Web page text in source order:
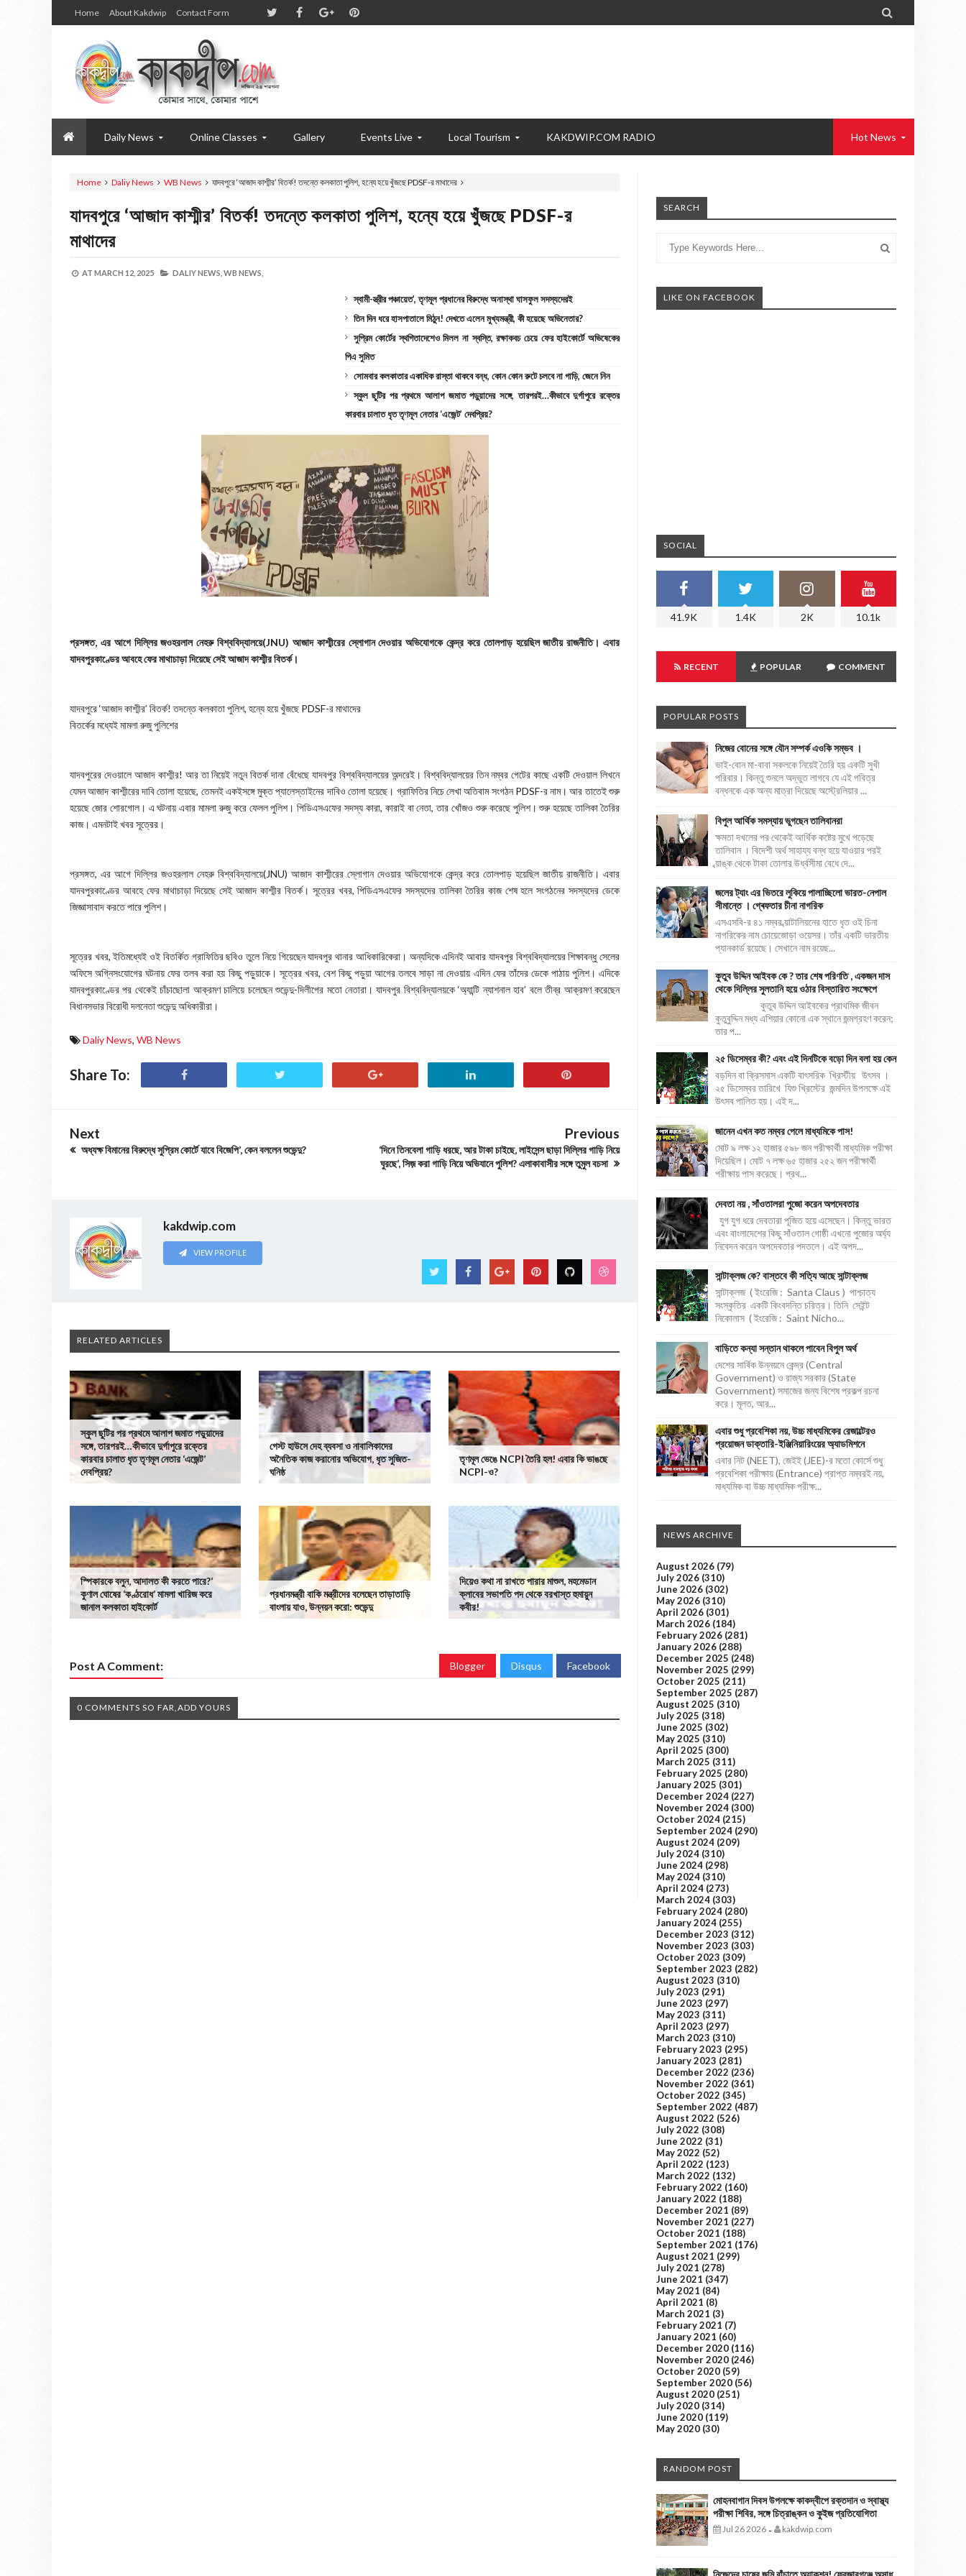
Home About Kakdwip Contact Form 
Daily News Online Classes Gallery Events Live Local Tourism KAKDWIP.COM RADIO Hot News
Home Daliy News WB News যাদবপুরে ‘আজাদ কাশ্মীর’ বিতর্ক! তদন্তে কলকাতা পুলিশ, হন্যে হয়ে খুঁজছে PDSF-র মাথাদের
যাদবপুরে ‘আজাদ কাশ্মীর’ বিতর্ক! তদন্তে কলকাতা পুলিশ, হন্যে হয়ে খুঁজছে PDSF-র
মাথাদের
AT MARCH 12, 2025 DALIY NEWS, WB NEWS,
স্বামী-স্ত্রীর পঞ্চায়েত’, তৃণমূল প্রধানের বিরুদ্ধে অনাস্থা ঘাসফুল সদস্যদেরই
তিন দিন ধরে হাসপাতালে মিঠুন! দেখতে এলেন মুখ্যমন্ত্রী, কী হয়েছে অভিনেতার?
সুপ্রিম কোর্টের স্থগিতাদেশেও মিলল না স্বস্তি, রক্ষাকবচ চেয়ে ফের হাইকোর্টে অভিষেকের
পিএ সুমিত
সোমবার কলকাতার একাধিক রাস্তা থাকবে বন্ধ, কোন কোন রুটে চলবে না গাড়ি, জেনে নিন
স্কুল ছুটির পর প্রথমে আলাপ জমাত পড়ুয়াদের সঙ্গে, তারপরই…কীভাবে দুর্গাপুরে রক্তের
কারবার চালাত ধৃত তৃণমূল নেতার ‘এজেন্ট’ দেবপ্রিয়?
প্রসঙ্গত, এর আগে দিল্লির জওহরলাল নেহরু বিশ্ববিদ্যালয়ে(JNU) আজাদ কাশ্মীরের স্লোগান দেওয়ার অভিযোগকে কেন্দ্র করে তোলপাড় হয়েছিল জাতীয় রাজনীতি। এবার
যাদবপুরকাণ্ডের আবহে ফের মাথাচাড়া দিয়েছে সেই আজাদ কাশ্মীর বিতর্ক।
যাদবপুরে ‘আজাদ কাশ্মীর’ বিতর্ক! তদন্তে কলকাতা পুলিশ, হন্যে হয়ে খুঁজছে PDSF-র মাথাদের
বিতর্কের মধ্যেই মামলা রুজু পুলিশের
যাদবপুরের দেওয়ালে আজাদ কাশ্মীর! আর তা নিয়েই নতুন বিতর্ক দানা বেঁধেছে যাদবপুর বিশ্ববিদ্যালয়ের অন্দরেই। বিশ্ববিদ্যালয়ের তিন নম্বর গেটের কাছে একটি দেওয়াল লিখনে
যেমন আজাদ কাশ্মীরের দাবি তোলা হয়েছে, তেমনই একইসঙ্গে মুক্ত প্যালেস্তাইনের দাবিও তোলা হয়েছে। গ্রাফিতির নিচে লেখা অতিবাম সংগঠন PDSF-র নাম। আর তাতেই শুরু
হয়েছে জোর শোরগোল। এ ঘটনায় এবার মামলা রুজু করে ফেলল পুলিশ। পিডিএসএফের সদস্য কারা, কারাই বা নেতা, তার খোঁজও শুরু করেছে পুলিশ। শুরু হয়েছে তালিকা তৈরির
কাজ। এমনটাই খবর সূত্রের।
প্রসঙ্গত, এর আগে দিল্লির জওহরলাল নেহরু বিশ্ববিদ্যালয়ে(JNU) আজাদ কাশ্মীরের স্লোগান দেওয়ার অভিযোগকে কেন্দ্র করে তোলপাড় হয়েছিল জাতীয় রাজনীতি। এবার
যাদবপুরকাণ্ডের আবহে ফের মাথাচাড়া দিয়েছে সেই আজাদ কাশ্মীর বিতর্ক। সূত্রের খবর, পিডিএসএফের সদস্যদের তালিকা তৈরির কাজ শেষ হলে সংগঠনের সদস্যদের ডেকে
জিজ্ঞাসাবাদ করতে পারে পুলিশ।
সূত্রের খবর, ইতিমধ্যেই ওই বিতর্কিত গ্রাফিতির ছবিও তুলে নিয়ে গিয়েছেন যাদবপুর থানার আধিকারিকেরা। অন্যদিকে এদিনই আবার যাদবপুর বিশ্ববিদ্যালয়ের শিক্ষাবন্ধু সেলের
অফিসে অগ্নিসংযোগের ঘটনায় ফের তলব করা হয় কিছু পড়ুয়াকে। সূত্রের খবর, বেশ কিছু পড়ুয়া আগের তলবে সাড়া না দেওয়ায় এদিন ফের তাঁদের ডেকে পাঠায় পুলিশ। এদিকে
যাদবপুরকাণ্ডের পর থেকেই চাঁচাছোলা আক্রমণ চালিয়ে চলেছেন শুভেন্দু-দিলীপের মতো নেতারা। যাদবপুর বিশ্ববিদ্যালয়কে ‘অ্যান্টি ন্যাশনাল হাব’ বলে তীব্র আক্রমণ করেছেন
বিধানসভার বিরোধী দলনেতা শুভেন্দু অধিকারীরা।
Daliy News, WB News
Share To:
Next
অধ্যক্ষ বিমানের বিরুদ্ধে সুপ্রিম কোর্টে যাবে বিজেপি’, কেন বললেন শুভেন্দু?
Previous
‘দিনে তিনবেলা গাড়ি ধরছে, আর টাকা চাইছে, লাইসেন্স ছাড়া দিল্লির গাড়ি নিয়ে
ঘুরছে’, সিজ় করা গাড়ি নিয়ে অভিযানে পুলিশ? এলাকাবাসীর সঙ্গে তুমুল বচসা
kakdwip.com
VIEW PROFILE
RELATED ARTICLES
স্কুল ছুটির পর প্রথমে আলাপ জমাত পড়ুয়াদের
সঙ্গে, তারপরই…কীভাবে দুর্গাপুরে রক্তের
কারবার চালাত ধৃত তৃণমূল নেতার ‘এজেন্ট’
দেবপ্রিয়?
গেস্ট হাউসে দেহ ব্যবসা ও নাবালিকাদের
অনৈতিক কাজ করানোর অভিযোগ, ধৃত সুজিত-
ঘনিষ্ঠ
তৃণমূল ভেঙে NCPI তৈরি হল! এবার কি ভাঙছে
NCPI-ও?
স্পিকারকে বলুন, আদালত কী করতে পারে?’
কুণাল ঘোষের ‘কণ্ঠরোধ’ মামলা খারিজ করে
জানাল কলকাতা হাইকোর্ট
প্রধানমন্ত্রী বাকি মন্ত্রীদের বলেছেন তাড়াতাড়ি
বাংলায় যাও, উন্নয়ন করো: শুভেন্দু
দিয়েও কথা না রাখতে পারার মাশুল, মহমেডান
ক্লাবের সভাপতি পদ থেকে বরখাস্ত হুমায়ুন
কবীর!
Post A Comment: Blogger Disqus Facebook
0 COMMENTS SO FAR,ADD YOURS
SEARCH
LIKE ON FACEBOOK
SOCIAL
41.9K 1.4K 2K 10.1k
RECENT POPULAR COMMENT
POPULAR POSTS
নিজের বোনের সঙ্গে যৌন সম্পর্ক এওকি সম্ভব ।
ভাই-বোন মা-বাবা সকলকে নিয়েই তৈরি হয় একটি সুখী
পরিবার। কিন্তু শুনলে অদ্ভুত লাগবে যে এই পবিত্র
বন্ধনকে এক অন্য মাত্রা দিয়েছে অস্ট্রেলিয়ার ...
বিপুল আর্থিক সমস্যায় ভুগছেন তালিবানরা
ক্ষমতা দখলের পর থেকেই আর্থিক কষ্টের মুখে পড়েছে
তালিবান । বিদেশী অর্থ সাহায্য বন্ধ হয়ে যাওয়ার পরই
ব্য়াঙ্ক থেকে টাকা তোলার উর্ধ্বসীমা বেধে দে...
জলের ট্যাং এর ভিতরে লুকিয়ে পালাচ্ছিলো ভারত-নেপাল
সীমান্তে । গ্ৰেফতার চীনা নাগরিক
এসএসবি-র ৪১ নম্বর ব্য়াটালিয়নের হাতে ধৃত ওই চিনা
নাগরিকের নাম চোয়েজোড়া ওয়েসর। তাঁর একটি ভারতীয়
প্যানকার্ড রয়েছে। সেখানে নাম রয়েছ...
কুতুব উদ্দিন আইবক কে ? তার শেষ পরিণতি , একজন দাস
থেকে দিল্লির সুলতানি হয়ে ওঠার বিস্তারিত সংক্ষেপে
কুতুব উদ্দিন আইবকের প্রাথমিক জীবন
কুতুবুদ্দিন মধ্য এশিয়ার কোনো এক স্থানে জন্মগ্রহণ করেন;
তার প...
২৫ ডিসেম্বর কী? এবং এই দিনটিকে বড়ো দিন বলা হয় কেন
বড়দিন বা ক্রিসমাস একটি বাৎসরিক খ্রিস্টীয় উৎসব ।
২৫ ডিসেম্বর তারিখে যিশু খ্রিস্টের জন্মদিন উপলক্ষে এই
উৎসব পালিত হয়। এই দ...
জানেন এখন কত নম্বর পেলে মাধ্যমিকে পাস!
মোট ৯ লক্ষ ১২ হাজার ৫৯৮ জন পরীক্ষার্থী মাধ্যমিক পরীক্ষা
দিয়েছিল। মোট ৭ লক্ষ ৬৫ হাজার ২৫২ জন পরীক্ষার্থী
পরীক্ষায় পাস করেছে। প্রথ...
দেবতা নয় , সাঁওতালরা পুজো করেন অপদেবতার
যুগ যুগ ধরে দেবতারা পূজিত হয়ে এসেছেন। কিন্তু ভারত
এবং বাংলাদেশের কিছু সাঁওতাল গোষ্ঠী এখনো পুজোর অর্ঘ্য
নিবেদন করেন অপদেবতার পদতলে। এই অপদ...
সান্টাক্লজ কে? বাস্তবে কী সত্যি আছে সান্টাক্লজ
সান্টাক্লজ ( ইংরেজি : Santa Claus ) পাশ্চাত্য
সংস্কৃতির একটি কিংবদন্তি চরিত্র। তিনি সেইন্ট
নিকোলাস ( ইংরেজি : Saint Nicho...
বাড়িতে কন্যা সন্তান থাকলে পাবেন বিপুল অর্থ
দেশের সার্বিক উন্নয়নে কেন্দ্র (Central
Government) ও রাজ্য সরকার (State
Government) সমাজের জন্য বিশেষ প্রকল্প রচনা
করে। মূলত, আর...
এবার শুধু প্রবেশিকা নয়, উচ্চ মাধ্যমিকের রেজাল্টেরও
প্রয়োজন ডাক্তারি-ইঞ্জিনিয়ারিংয়ের অ্যাডমিশনে
এবার নিট (NEET), জেইই (JEE)-র মতো কোর্সে শুধু
প্রবেশিকা পরীক্ষায় (Entrance) প্রাপ্ত নম্বরই নয়,
মাধ্যমিক বা উচ্চ মাধ্যমিক পরীক্ষ...
NEWS ARCHIVE
August 2026 (79)
July 2026 (310)
June 2026 (302)
May 2026 (310)
April 2026 (301)
March 2026 (184)
February 2026 (281)
January 2026 (288)
December 2025 (248)
November 2025 (299)
October 2025 (211)
September 2025 (287)
August 2025 (310)
July 2025 (318)
June 2025 (302)
May 2025 (310)
April 2025 (300)
March 2025 (311)
February 2025 (280)
January 2025 (301)
December 2024 (227)
November 2024 (300)
October 2024 (215)
September 2024 (290)
August 2024 (209)
July 2024 (310)
June 2024 (298)
May 2024 (310)
April 2024 (273)
March 2024 (303)
February 2024 (280)
January 2024 (255)
December 2023 (312)
November 2023 (303)
October 2023 (309)
September 2023 (282)
August 2023 (310)
July 2023 (291)
June 2023 (297)
May 2023 (311)
April 2023 (297)
March 2023 (310)
February 2023 (295)
January 2023 (281)
December 2022 (236)
November 2022 (361)
October 2022 (345)
September 2022 (487)
August 2022 (526)
July 2022 (308)
June 2022 (31)
May 2022 (52)
April 2022 (123)
March 2022 (132)
February 2022 (160)
January 2022 (188)
December 2021 (89)
November 2021 (227)
October 2021 (188)
September 2021 (176)
August 2021 (299)
July 2021 (278)
June 2021 (347)
May 2021 (84)
April 2021 (8)
March 2021 (3)
February 2021 (7)
January 2021 (60)
December 2020 (116)
November 2020 (246)
October 2020 (59)
September 2020 (56)
August 2020 (251)
July 2020 (314)
June 2020 (119)
May 2020 (30)
RANDOM POST
মোহনবাগান দিবস উপলক্ষে কাকদ্বীপে রক্তদান ও স্বাস্থ্য
পরীক্ষা শিবির, সঙ্গে চিত্রাঙ্কন ও কুইজ প্রতিযোগিতা
Jul 26 2026 - kakdwip.com